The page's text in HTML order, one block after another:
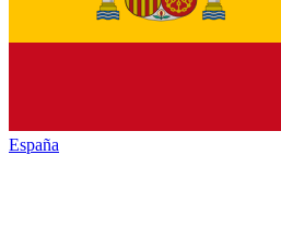
España